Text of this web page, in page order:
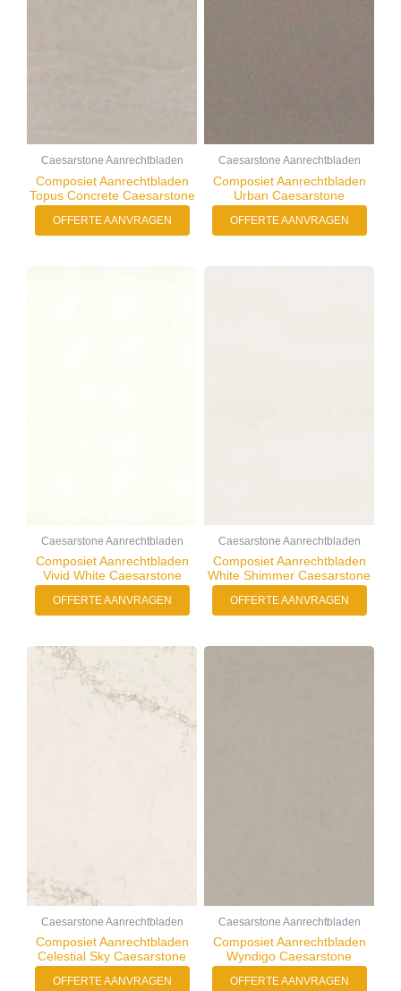
Caesarstone Aanrechtbladen
Composiet Aanrechtbladen
Topus Concrete Caesarstone
OFFERTE AANVRAGEN
Caesarstone Aanrechtbladen
Composiet Aanrechtbladen
Urban Caesarstone
OFFERTE AANVRAGEN
Caesarstone Aanrechtbladen
Composiet Aanrechtbladen
Vivid White Caesarstone
OFFERTE AANVRAGEN
Caesarstone Aanrechtbladen
Composiet Aanrechtbladen
White Shimmer Caesarstone
OFFERTE AANVRAGEN
Caesarstone Aanrechtbladen
Composiet Aanrechtbladen
Celestial Sky Caesarstone
OFFERTE AANVRAGEN
Caesarstone Aanrechtbladen
Composiet Aanrechtbladen
Wyndigo Caesarstone
OFFERTE AANVRAGEN